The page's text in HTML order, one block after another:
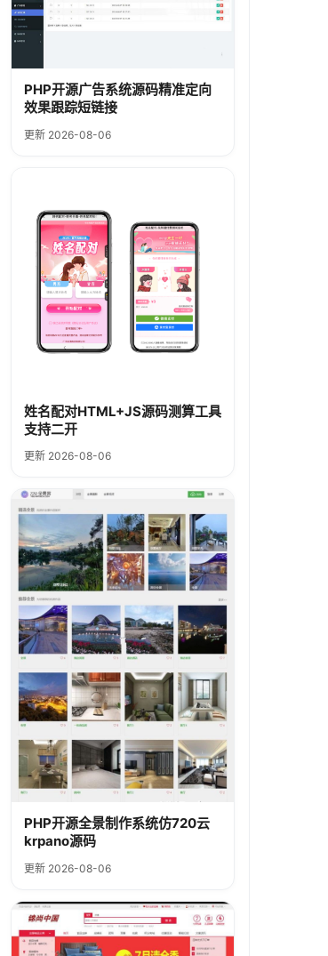
PHP开源广告系统源码精准定向
效果跟踪短链接
更新 2026-08-06
姓名配对HTML+JS源码测算工具
支持二开
更新 2026-08-06
PHP开源全景制作系统仿720云
krpano源码
更新 2026-08-06